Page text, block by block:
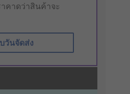
คาดว่าสินค้าจะ
วันจัดส่ง